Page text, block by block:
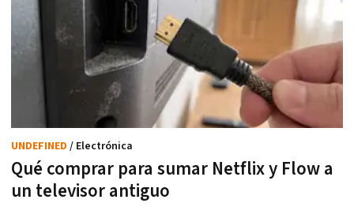
Qué comprar para sumar Netflix y Flow a
un televisor antiguo
UNDEFINED / Electrónica